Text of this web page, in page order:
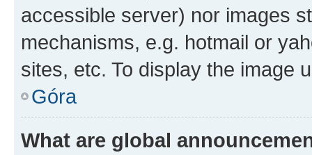
accessible server) nor images
mechanisms, e.g. hotmail or
sites, etc. To display the image
Góra
What are global